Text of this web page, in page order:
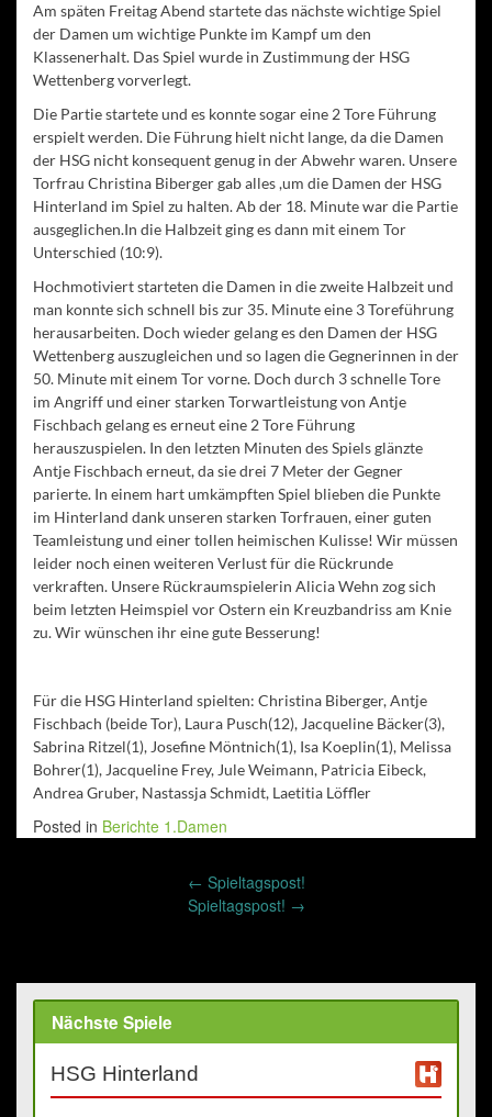
Am späten Freitag Abend startete das nächste wichtige Spiel
der Damen um wichtige Punkte im Kampf um den
Klassenerhalt. Das Spiel wurde in Zustimmung der HSG
Wettenberg vorverlegt.
Die Partie startete und es konnte sogar eine 2 Tore Führung
erspielt werden. Die Führung hielt nicht lange, da die Damen
der HSG nicht konsequent genug in der Abwehr waren. Unsere
Torfrau Christina Biberger gab alles ,um die Damen der HSG
Hinterland im Spiel zu halten. Ab der 18. Minute war die Partie
ausgeglichen.In die Halbzeit ging es dann mit einem Tor
Unterschied (10:9).
Hochmotiviert starteten die Damen in die zweite Halbzeit und
man konnte sich schnell bis zur 35. Minute eine 3 Toreführung
herausarbeiten. Doch wieder gelang es den Damen der HSG
Wettenberg auszugleichen und so lagen die Gegnerinnen in der
50. Minute mit einem Tor vorne. Doch durch 3 schnelle Tore
im Angriff und einer starken Torwartleistung von Antje
Fischbach gelang es erneut eine 2 Tore Führung
herauszuspielen. In den letzten Minuten des Spiels glänzte
Antje Fischbach erneut, da sie drei 7 Meter der Gegner
parierte. In einem hart umkämpften Spiel blieben die Punkte
im Hinterland dank unseren starken Torfrauen, einer guten
Teamleistung und einer tollen heimischen Kulisse! Wir müssen
leider noch einen weiteren Verlust für die Rückrunde
verkraften. Unsere Rückraumspielerin Alicia Wehn zog sich
beim letzten Heimspiel vor Ostern ein Kreuzbandriss am Knie
zu. Wir wünschen ihr eine gute Besserung!
Für die HSG Hinterland spielten: Christina Biberger, Antje
Fischbach (beide Tor), Laura Pusch(12), Jacqueline Bäcker(3),
Sabrina Ritzel(1), Josefine Möntnich(1), Isa Koeplin(1), Melissa
Bohrer(1), Jacqueline Frey, Jule Weimann, Patricia Eibeck,
Andrea Gruber, Nastassja Schmidt, Laetitia Löffler
Posted in Berichte 1.Damen
← Spieltagspost!
Spieltagspost! →
Nächste Spiele
HSG Hinterland